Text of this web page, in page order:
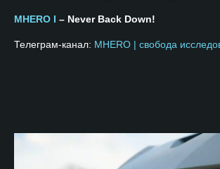
MHERO I – Never Back Down!
Телеграм-канал: MHERO | свобода